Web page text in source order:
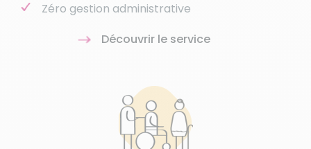
Zéro gestion administrative
Découvrir le service